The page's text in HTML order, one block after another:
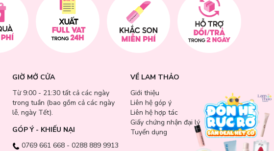
GIỜ MỞ CỬA
Từ 9:00 - 21:30 tất cả các ngày
trong tuần (bao gồm cả các ngày
lễ, ngày Tết).
GÓP Ý - KHIẾU NẠI
0769 661 668 - 0288 889 9913
VỀ LAM THẢO
Giới thiệu
Liên hệ góp ý
Liên hệ hợp tác
Giấy chứng nhận đại lý
Tuyển dụng